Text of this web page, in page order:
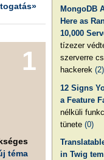
1
téma
MongoDB
Here as
10,000
tízezer
szerverre
hackerek(2)
12 Signs
a Feature
nélküli
tünete(0)
in Twig